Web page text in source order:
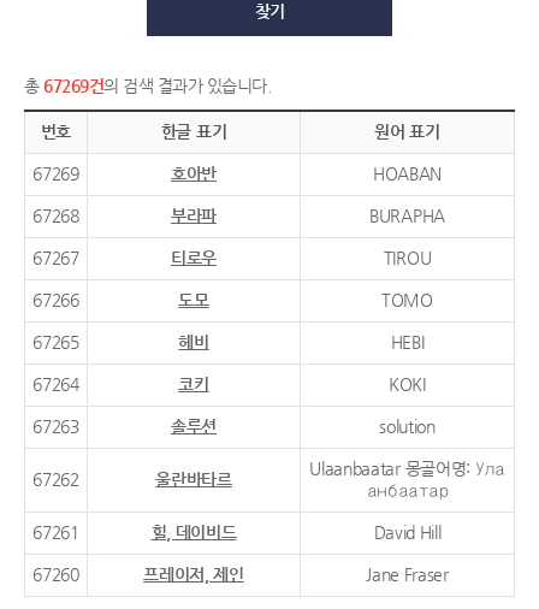
찾기
총 67269건의 검색 결과가 있습니다.
번호 한글 표기 원어 표기
67269 호아반 HOABAN
67268 부라파 BURAPHA
67267 티로우 TIROU
67266 도모 TOMO
67265 헤비 HEBI
67264 코키 KOKI
67263 솔루션 solution
67262 울란바타르
Ulaanbaatar 몽골어명: Ула
анбаатар
67261 힐, 데이비드 David Hill
67260 프레이저, 제인 Jane Fraser